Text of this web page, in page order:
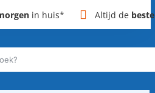
in huis* Altijd de beste